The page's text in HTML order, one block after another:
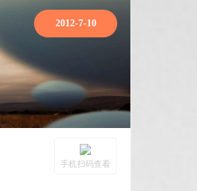
2012-7-10
手机扫码查看